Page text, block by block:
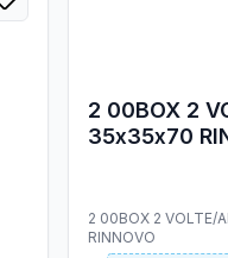
2 00BOX 2
35x35x70
2 00BOX 2 VOLTE/
RINNOVO